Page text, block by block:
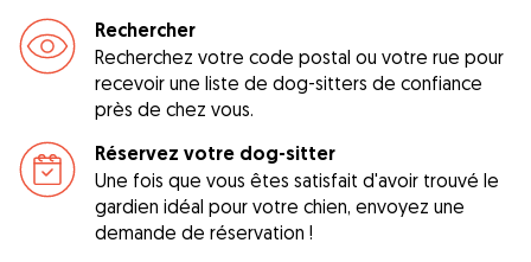
Rechercher
Recherchez votre code postal ou votre rue pour
recevoir une liste de dog-sitters de confiance
près de chez vous.
Réservez votre dog-sitter
Une fois que vous êtes satisfait d'avoir trouvé le
gardien idéal pour votre chien, envoyez une
demande de réservation !